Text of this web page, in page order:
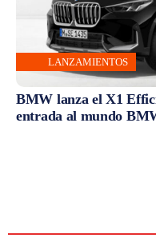
LANZAMIENTOS
BMW lanza el X1
entrada al mundo